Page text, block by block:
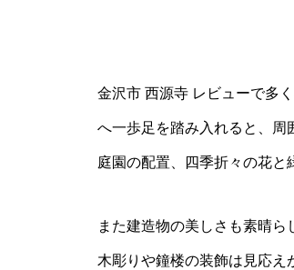
金沢市 西源寺 レビューで多
へ一歩足を踏み入れると、周
庭園の配置、四季折々の花と
また建造物の美しさも素晴
木彫りや鐘楼の装飾は見応